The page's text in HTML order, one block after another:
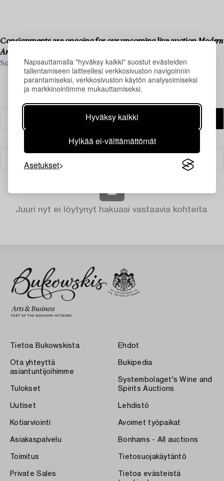
Napsauttamalla "hyväksy kaikki" suostut evästeiden
tallentamiseen laitteellesi verkkosivuston navigoinnin
parantamiseksi, verkkosivuston käytön analysoimiseksi
ja markkinointimme mukauttamiseksi.
Hyväksy kaikki
Hylkää ei-välttämättömät
Asetukset
Consignments are ongoing for our upcoming live auctionModern
Art & Design
See what we are looking for and contact us for a valuation ›
Juuri nyt ei löytynyt hakuasi vastaavia kohteita.
Tietoa Bukowskista
Ota yhteyttä
asiantuntijoihimme
Tulokset
Uutiset
Kotiarviointi
Asiakaspalvelu
Toimitus
Private Sales
Ehdot
Bukipedia
Systembolaget's Wine and
Spirits Auctions
Lehdistö
Avoimet työpaikat
Bonhams - All auctions
Tietosuojakäytäntö
Tietoa evästeistä